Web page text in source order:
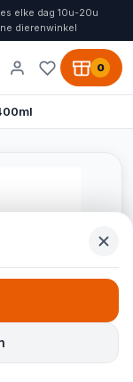
elke dag 10u-20u
dierenwinkel
0